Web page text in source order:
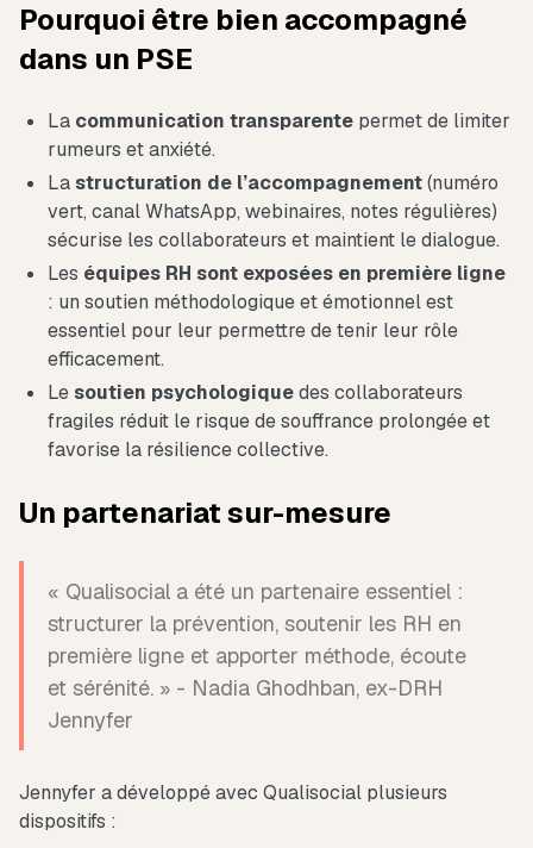
Pourquoi être bien accompagné
dans un PSE
La communication transparente permet de limiter
rumeurs et anxiété.
Lastructuration de l’accompagnement(numéro
vert, canal WhatsApp, webinaires, notes régulières)
sécurise les collaborateurs et maintient le dialogue.
Les équipes RH sont exposées en première ligne
: un soutien méthodologique et émotionnel est
essentiel pour leur permettre de tenir leur rôle
efficacement.
Lesoutien psychologiquedes collaborateurs
fragiles réduit le risque de souffrance prolongée et
favorise la résilience collective.
Un partenariat sur-mesure
« Qualisocial a été un partenaire essentiel :
structurer la prévention, soutenir les RH en
première ligne et apporter méthode, écoute
et sérénité. » - Nadia Ghodhban, ex-DRH
Jennyfer
Jennyfer a développé avec Qualisocial plusieurs
dispositifs :